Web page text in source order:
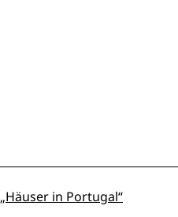
„Häuser in Portugal“